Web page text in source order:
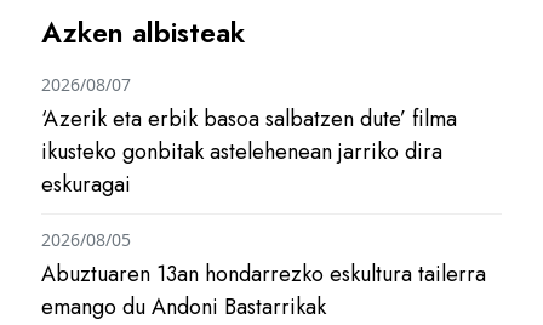
Azken albisteak
‘Azerik eta erbik basoa salbatzen dute’ filma
ikusteko gonbitak astelehenean jarriko dira
eskuragai
2026/08/07
Abuztuaren 13an hondarrezko eskultura tailerra
emango du Andoni Bastarrikak
2026/08/05